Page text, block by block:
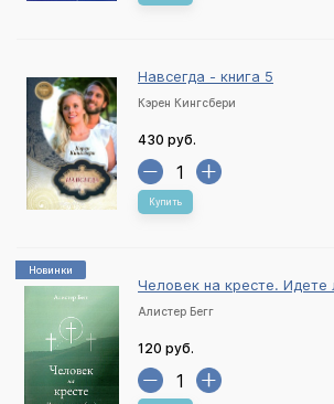
Навсегда - книга 5
Кэрен Кингсбери
430 руб.
Купить
Новинки
Человек на кресте. Идете
Алистер Бегг
120 руб.